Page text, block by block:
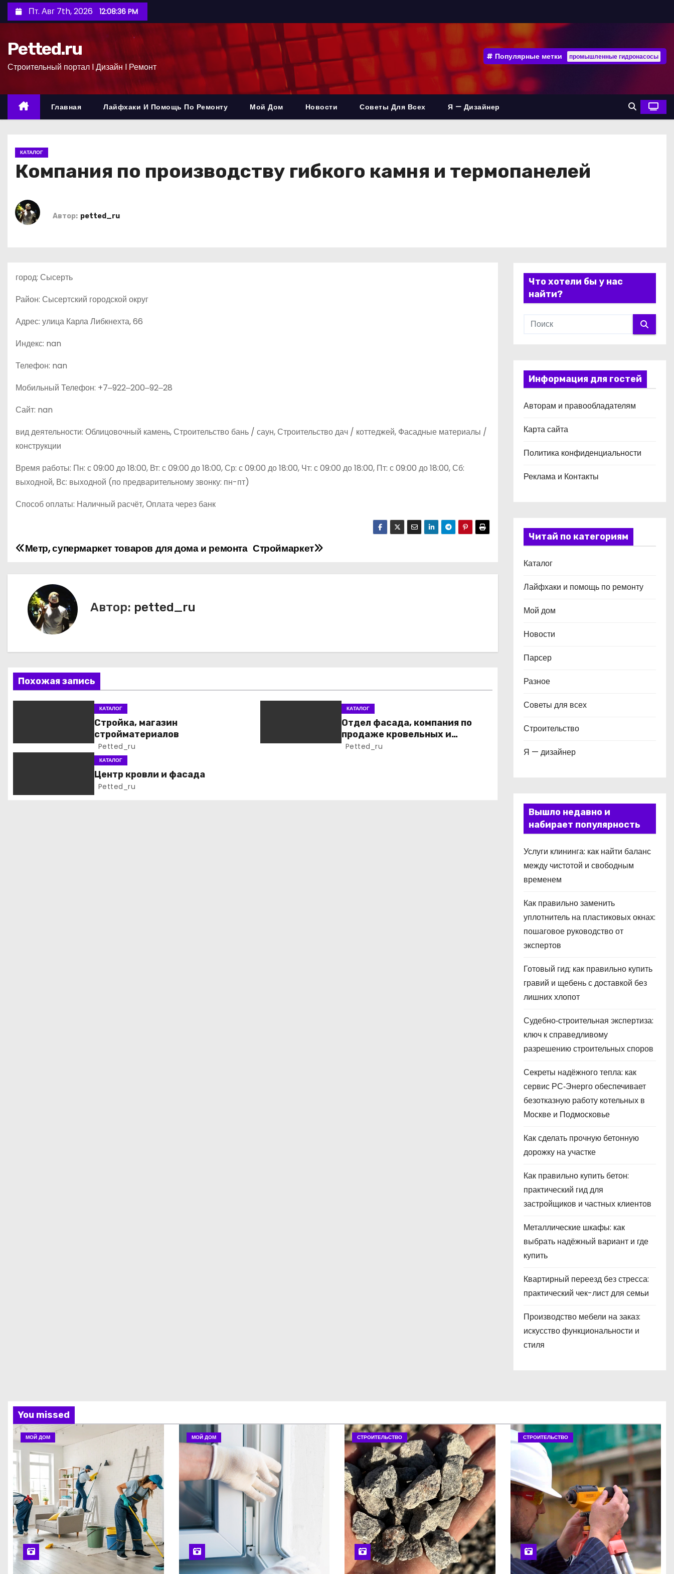
е
с
Пт. Авг 7th, 2026 12:08:37 PM
Petted.ru
Строительный портал l Дизайн l Ремонт
Популярные метки промышленные гидронасосы
Главная Лайфхаки И Помощь По Ремонту Мой Дом Новости Советы Для Всех Я — Дизайнер
КАТАЛОГ
Компания по производству гибкого камня и термопанелей
Автор: petted_ru
город: Сысерть
Район: Сысертский городской округ
Адрес: улица Карла Либкнехта, 66
Индекс: nan
Телефон: nan
Мобильный Телефон: +7‒922‒200‒92‒28
Сайт: nan
вид деятельности: Облицовочный камень, Строительство бань / саун, Строительство дач / коттеджей, Фасадные материалы /
конструкции
Время работы: Пн: с 09:00 до 18:00, Вт: с 09:00 до 18:00, Ср: с 09:00 до 18:00, Чт: с 09:00 до 18:00, Пт: с 09:00 до 18:00, Сб:
выходной, Вс: выходной (по предварительному звонку: пн-пт)
Способ оплаты: Наличный расчёт, Оплата через банк
Н
а
а
ц
и
п
Строймаркет
Метр, супермаркет товаров для дома и ремонта
Автор: petted_ru
Похожая запись
КАТАЛОГ
Стройка, магазин
стройматериалов
Petted_ru
КАТАЛОГ
Отдел фасада, компания по
продаже кровельных и
фасадных материалов
Petted_ru
КАТАЛОГ
Центр кровли и фасада
Petted_ru
Что хотели бы у нас
найти?
Информация для гостей
Авторам и правообладателям
Карта сайта
Политика конфиденциальности
Реклама и Контакты
Читай по категориям
Каталог
Лайфхаки и помощь по ремонту
Мой дом
Новости
Парсер
Разное
Советы для всех
Строительство
Я — дизайнер
Вышло недавно и
набирает популярность
Услуги клининга: как найти баланс
между чистотой и свободным
временем
Как правильно заменить
уплотнитель на пластиковых окнах:
пошаговое руководство от
экспертов
Готовый гид: как правильно купить
гравий и щебень с доставкой без
лишних хлопот
Судебно‑строительная экспертиза:
ключ к справедливому
разрешению строительных споров
Секреты надёжного тепла: как
сервис РС‑Энерго обеспечивает
безотказную работу котельных в
Москве и Подмосковье
Как сделать прочную бетонную
дорожку на участке
Как правильно купить бетон:
практический гид для
застройщиков и частных клиентов
Металлические шкафы: как
выбрать надёжный вариант и где
купить
Квартирный переезд без стресса:
практический чек-лист для семьи
Производство мебели на заказ:
искусство функциональности и
стиля
You missed
МОЙ ДОМ МОЙ ДОМ СТРОИТЕЛЬСТВО СТРОИТЕЛЬСТВО